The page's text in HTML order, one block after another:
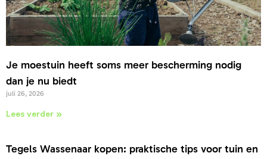
Je moestuin heeft soms meer bescherming nodig
dan je nu biedt
juli 26, 2026
Lees verder »
Tegels Wassenaar kopen: praktische tips voor tuin en